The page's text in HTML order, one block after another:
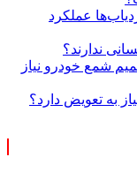
عملکرد
ندارند؟
شمع خودرو نیاز
به تعویض دارد؟